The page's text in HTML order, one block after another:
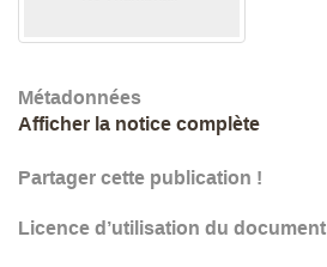
Métadonnées
Afficher la notice complète
Partager cette publication !
Licence d’utilisation du document